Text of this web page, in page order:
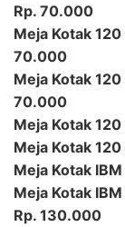
Rp. 70.000
Meja Kotak
70.000
Meja Kotak
70.000
Meja Kotak
Meja Kotak
Meja Kotak
Meja Kotak
Rp. 130.000